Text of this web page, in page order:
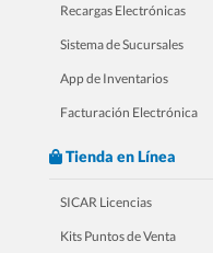
Recargas Electrónicas
Sistema de Sucursales
App de Inventarios
Facturación Electrónica
Tienda en Línea
SICAR Licencias
Kits Puntos de Venta